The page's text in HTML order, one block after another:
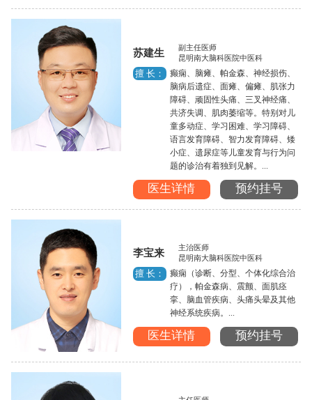
苏建生
副主任医师
昆明南大脑科医院中医科
擅 长：
癫痫、脑瘫、帕金森、神经损伤、
脑病后遗症、面瘫、偏瘫、肌张力
障碍、顽固性头痛、三叉神经痛、
共济失调、肌肉萎缩等。特别对儿
童多动症、学习困难、学习障碍、
语言发育障碍、智力发育障碍、矮
小症、遗尿症等儿童发育与行为问
题的诊治有着独到见解。...
医生详情 预约挂号
李宝来
主治医师
昆明南大脑科医院中医科
擅 长：
癫痫（诊断、分型、个体化综合治
疗），帕金森病、震颤、面肌痉
挛、脑血管疾病、头痛头晕及其他
神经系统疾病。...
医生详情 预约挂号